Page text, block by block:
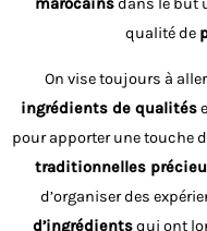
marocainsdans le but
qualité de
On vise toujours à
ingrédients de qualités
pour apporter une touche
traditionnelles
d’organiser des
d’ingrédientsqui ont